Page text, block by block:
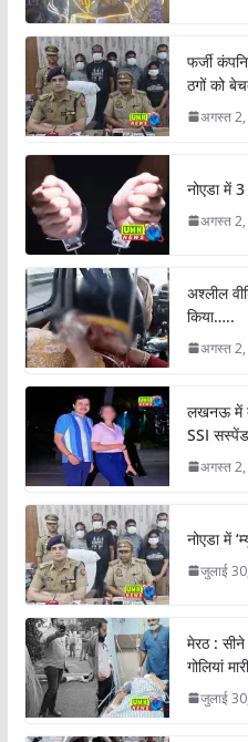
फर्जी
ठगों को
अगस्त
नोएडा में
अगस्त
अश्लील
किया…..
अगस्त
लखनऊ में
SSI सस्पेंड
अगस्त
नोएडा में
जुलाई
मेरठ :
गोलियां मारीं
जुलाई